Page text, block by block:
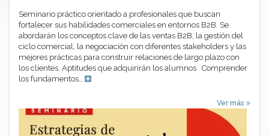
Seminario práctico orientado a profesionales que buscan
fortalecer sus habilidades comerciales en entornos B2B. Se
abordarán los conceptos clave de las ventas B2B, la gestión del
ciclo comercial, la negociación con diferentes stakeholders y las
mejores prácticas para construir relaciones de largo plazo con
los clientes. Aptitudes que adquirirán los alumnos Comprender
los fundamentos…
Ver más